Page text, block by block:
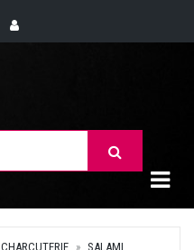
CHARCUTERIE SALAMI